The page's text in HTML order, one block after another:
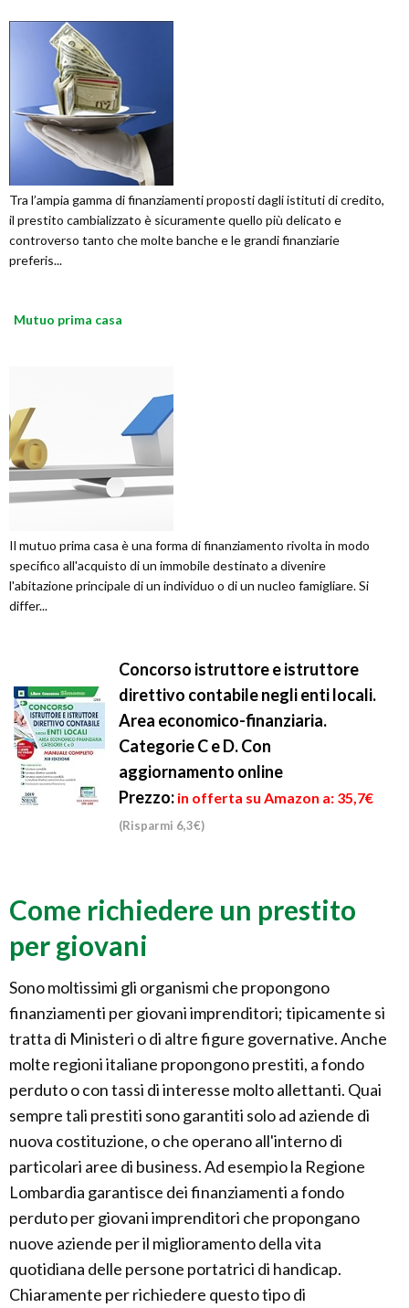
Tra l’ampia gamma di finanziamenti proposti dagli istituti di credito,
il prestito cambializzato è sicuramente quello più delicato e
controverso tanto che molte banche e le grandi finanziarie
preferis...
Mutuo prima casa
Il mutuo prima casa è una forma di finanziamento rivolta in modo
specifico all'acquisto di un immobile destinato a divenire
l'abitazione principale di un individuo o di un nucleo famigliare. Si
differ...
Concorso istruttore e istruttore
direttivo contabile negli enti locali.
Area economico-finanziaria.
Categorie C e D. Con
aggiornamento online
Prezzo: in offerta su Amazon a: 35,7€
(Risparmi 6,3€)
Come richiedere un prestito
per giovani
Sono moltissimi gli organismi che propongono
finanziamenti per giovani imprenditori; tipicamente si
tratta di Ministeri o di altre figure governative. Anche
molte regioni italiane propongono prestiti, a fondo
perduto o con tassi di interesse molto allettanti. Quai
sempre tali prestiti sono garantiti solo ad aziende di
nuova costituzione, o che operano all'interno di
particolari aree di business. Ad esempio la Regione
Lombardia garantisce dei finanziamenti a fondo
perduto per giovani imprenditori che propongano
nuove aziende per il miglioramento della vita
quotidiana delle persone portatrici di handicap.
Chiaramente per richiedere questo tipo di